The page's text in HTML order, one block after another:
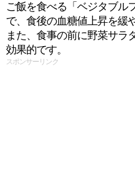
ご飯を食べる「ベジタブル
で、食後の血糖値上昇を緩
また、食事の前に野菜サラ
効果的です。
スポンサーリンク